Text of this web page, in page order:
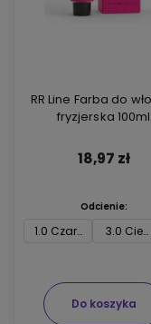
RR Line Farba do
fryzjerska 100ml
18,97 zł
Do koszyka
Odcienie:
1.0 Czarny 3.0